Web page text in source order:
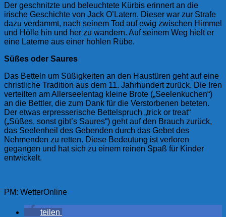
Der geschnitzte und beleuchtete Kürbis erinnert an die
irische Geschichte von Jack O’Latern. Dieser war zur Strafe
dazu verdammt, nach seinem Tod auf ewig zwischen Himmel
und Hölle hin und her zu wandern. Auf seinem Weg hielt er
eine Laterne aus einer hohlen Rübe.
Süßes oder Saures
Das Betteln um Süßigkeiten an den Haustüren geht auf eine
christliche Tradition aus dem 11. Jahrhundert zurück. Die Iren
verteilten am Allerseelentag kleine Brote („Seelenkuchen“)
an die Bettler, die zum Dank für die Verstorbenen beteten.
Der etwas erpresserische Bettelspruch „trick or treat“
(„Süßes, sonst gibt’s Saures“) geht auf den Brauch zurück,
das Seelenheil des Gebenden durch das Gebet des
Nehmenden zu retten. Diese Bedeutung ist verloren
gegangen und hat sich zu einem reinen Spaß für Kinder
entwickelt.
PM: WetterOnline
teilen